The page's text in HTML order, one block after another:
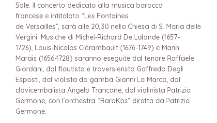
Sole. Il concerto dedicato alla musica barocca
francese e intitolato “Les Fontaines
de Versailles”, sarà alle 20,30 nella Chiesa di S. Maria delle
Vergini. Musiche di Michel-Richard De Lalande (1657–
1726), Louis-Nicolas Clérambault (1676–1749) e Marin
Marais (1656-1728) saranno eseguite dal tenore Raffaele
Giordani, dal flautista e traversierista Goffredo Degli
Esposti, dal violista da gamba Gianni La Marca, dal
clavicembalista Angelo Trancone, dal violinista Patrizio
Germone, con l’orchestra “BaroKos” diretta da Patrizio
Germone.